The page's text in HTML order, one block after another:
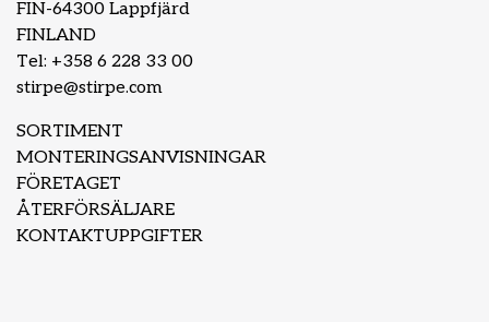
FIN-64300 Lappfjärd
FINLAND
Tel: +358 6 228 33 00
stirpe@stirpe.com
SORTIMENT
MONTERINGSANVISNINGAR
FÖRETAGET
ÅTERFÖRSÄLJARE
KONTAKTUPPGIFTER